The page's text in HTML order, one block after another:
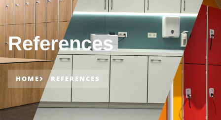
References
HOME REFERENCES